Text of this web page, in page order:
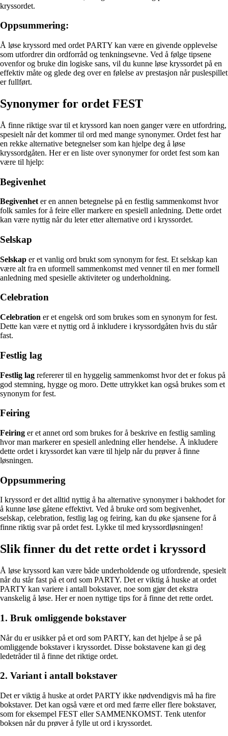
kryssordet.
Oppsummering:
Å løse kryssord med ordet PARTY kan være en givende opplevelse
som utfordrer din ordforråd og tenkningsevne. Ved å følge tipsene
ovenfor og bruke din logiske sans, vil du kunne løse kryssordet på en
effektiv måte og glede deg over en følelse av prestasjon når puslespillet
er fullført.
Synonymer for ordet FEST
Å finne riktige svar til et kryssord kan noen ganger være en utfordring,
spesielt når det kommer til ord med mange synonymer. Ordet fest har
en rekke alternative betegnelser som kan hjelpe deg å løse
kryssordgåten. Her er en liste over synonymer for ordet fest som kan
være til hjelp:
Begivenhet
Begivenhet er en annen betegnelse på en festlig sammenkomst hvor
folk samles for å feire eller markere en spesiell anledning. Dette ordet
kan være nyttig når du leter etter alternative ord i kryssordet.
Selskap
Selskap er et vanlig ord brukt som synonym for fest. Et selskap kan
være alt fra en uformell sammenkomst med venner til en mer formell
anledning med spesielle aktiviteter og underholdning.
Celebration
Celebration er et engelsk ord som brukes som en synonym for fest.
Dette kan være et nyttig ord å inkludere i kryssordgåten hvis du står
fast.
Festlig lag
Festlig lag refererer til en hyggelig sammenkomst hvor det er fokus på
god stemning, hygge og moro. Dette uttrykket kan også brukes som et
synonym for fest.
Feiring
Feiring er et annet ord som brukes for å beskrive en festlig samling
hvor man markerer en spesiell anledning eller hendelse. Å inkludere
dette ordet i kryssordet kan være til hjelp når du prøver å finne
løsningen.
Oppsummering
I kryssord er det alltid nyttig å ha alternative synonymer i bakhodet for
å kunne løse gåtene effektivt. Ved å bruke ord som begivenhet,
selskap, celebration, festlig lag og feiring, kan du øke sjansene for å
finne riktig svar på ordet fest. Lykke til med kryssordløsningen!
Slik finner du det rette ordet i kryssord
Å løse kryssord kan være både underholdende og utfordrende, spesielt
når du står fast på et ord som PARTY. Det er viktig å huske at ordet
PARTY kan variere i antall bokstaver, noe som gjør det ekstra
vanskelig å løse. Her er noen nyttige tips for å finne det rette ordet.
1. Bruk omliggende bokstaver
Når du er usikker på et ord som PARTY, kan det hjelpe å se på
omliggende bokstaver i kryssordet. Disse bokstavene kan gi deg
ledetråder til å finne det riktige ordet.
2. Variant i antall bokstaver
Det er viktig å huske at ordet PARTY ikke nødvendigvis må ha fire
bokstaver. Det kan også være et ord med færre eller flere bokstaver,
som for eksempel FEST eller SAMMENKOMST. Tenk utenfor
boksen når du prøver å fylle ut ord i kryssordet.